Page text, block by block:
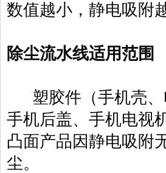
数值越小，静电吸附
除尘流水线适用范围
塑胶件（手机壳、
手机后盖、手机电视
凸面产品因静电吸附
尘。